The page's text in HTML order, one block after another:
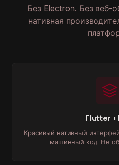
Без Electron. Без веб-
нативная
Flutter +
Красивый нативный
машинный код. Не